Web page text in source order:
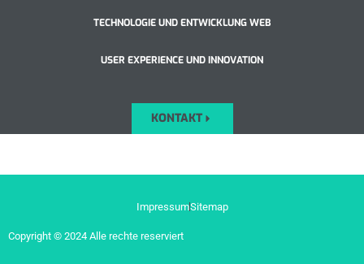
TECHNOLOGIE UND ENTWICKLUNG WEB
USER EXPERIENCE UND INNOVATION
KONTAKT
Copyright © 2024 Alle rechte reserviert
ImpressumSitemap